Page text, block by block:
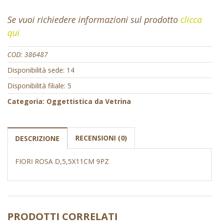
Se vuoi richiedere informazioni sul prodotto clicca
qui
COD: 386487
Disponibilità sede: 14
Disponibilità filiale: 5
Categoria: Oggettistica da Vetrina
DESCRIZIONE RECENSIONI (0)
FIORI ROSA D,5,5X11CM 9PZ
PRODOTTI CORRELATI